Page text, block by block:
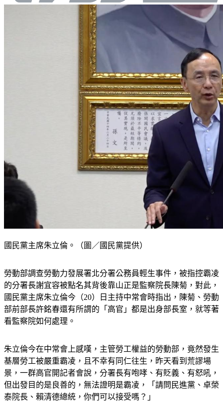
勞動部調查勞動力發展署北分署公務員輕生事件，被指控霸凌
的分署長謝宜容被點名其背後靠山正是監察院長陳菊，對此，
國民黨主席朱立倫今（20）日主持中常會時指出，陳菊、勞動
部前部長許銘春還有所謂的「高官」都是出身部長室，就等著
朱立倫今在中常會上感嘆，主管勞工權益的勞動部，竟然發生
基層勞工被嚴重霸凌，且不幸有同仁往生，昨天看到荒謬場
景，一群高官開記者會說，分署長有咆哮、有貶義、有怒吼，
但出發目的是良善的，無法證明是霸凌，「請問民進黨、卓榮